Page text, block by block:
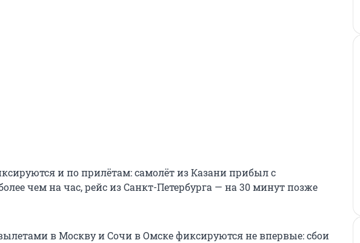
и по прилётам: самолёт из Казани прибыл с
чем на час, рейс из Санкт-Петербурга — на 30 минут позже
в Москву и Сочи в Омске фиксируются не впервые: сбои